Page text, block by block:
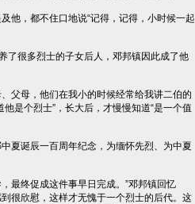
，都不住口地说“记得，记得，小时候一起
很多烈士的子女后人，邓邦镇因此成了他
父母，他们在我小的时候经常给我讲二伯的
是个烈士”，长大后，才慢慢知道“是一个值
诞辰一百周年纪念，为缅怀先烈、为中夏
终促成这件事早日完成。”邓邦镇回忆
很欣慰，这样才无愧于一个烈士的后代。这